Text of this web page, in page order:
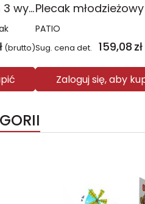
Biel. Kolory zła. Tom 3 wyd. 2025
(brutto)
PATIO
Sug. cena det. 159,08 zł
Zaloguj się, aby